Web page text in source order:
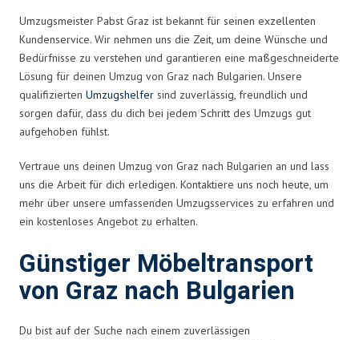
Umzugsmeister Pabst Graz ist bekannt für seinen exzellenten
Kundenservice. Wir nehmen uns die Zeit, um deine Wünsche und
Bedürfnisse zu verstehen und garantieren eine maßgeschneiderte
Lösung für deinen Umzug von Graz nach Bulgarien. Unsere
qualifizierten Umzugshelfer sind zuverlässig, freundlich und
sorgen dafür, dass du dich bei jedem Schritt des Umzugs gut
aufgehoben fühlst.
Vertraue uns deinen Umzug von Graz nach Bulgarien an und lass
uns die Arbeit für dich erledigen. Kontaktiere uns noch heute, um
mehr über unsere umfassenden Umzugsservices zu erfahren und
ein kostenloses Angebot zu erhalten.
Günstiger Möbeltransport
von Graz nach Bulgarien
Du bist auf der Suche nach einem zuverlässigen